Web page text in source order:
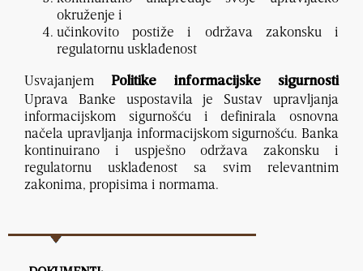
okruženje i
učinkovito postiže i održava zakonsku i
regulatornu usklađenost
Usvajanjem
Politike informacijske sigurnosti
Uprava Banke uspostavila je Sustav upravljanja
informacijskom sigurnošću i definirala osnovna
načela upravljanja informacijskom sigurnošću. Banka
kontinuirano i uspješno održava zakonsku i
regulatornu usklađenost sa svim relevantnim
zakonima, propisima i normama.